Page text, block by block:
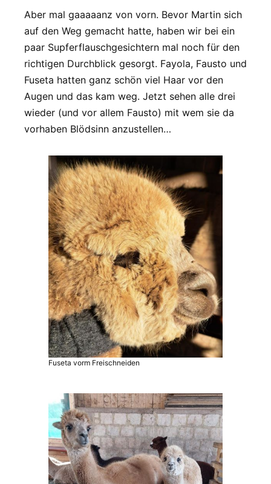
Aber mal gaaaaanz von vorn. Bevor Martin sich
auf den Weg gemacht hatte, haben wir bei ein
paar Supferflauschgesichtern mal noch für den
richtigen Durchblick gesorgt. Fayola, Fausto und
Fuseta hatten ganz schön viel Haar vor den
Augen und das kam weg. Jetzt sehen alle drei
wieder (und vor allem Fausto) mit wem sie da
vorhaben Blödsinn anzustellen…
Fuseta vorm Freischneiden